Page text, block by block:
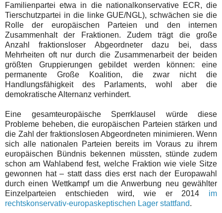
Familienpartei etwa in die nationalkonservative ECR, die
Tierschutzpartei in die linke GUE/NGL), schwächen sie die
Rolle der europäischen Parteien und den internen
Zusammenhalt der Fraktionen. Zudem trägt die große
Anzahl fraktionsloser Abgeordneter dazu bei, dass
Mehrheiten oft nur durch die Zusammenarbeit der beiden
größten Gruppierungen gebildet werden können: eine
permanente Große Koalition, die zwar nicht die
Handlungsfähigkeit des Parlaments, wohl aber die
demokratische Alternanz verhindert.
Eine gesamteuropäische Sperrklausel würde diese
Probleme beheben, die europäischen Parteien stärken und
die Zahl der fraktionslosen Abgeordneten minimieren. Wenn
sich alle nationalen Parteien bereits im Voraus zu ihrem
europäischen Bündnis bekennen müssten, stünde zudem
schon am Wahlabend fest, welche Fraktion wie viele Sitze
gewonnen hat – statt dass dies erst nach der Europawahl
durch einen Wettkampf um die Anwerbung neu gewählter
Einzelparteien entschieden wird, wie er 2014 im
rechtskonservativ-europaskeptischen Lager stattfand.